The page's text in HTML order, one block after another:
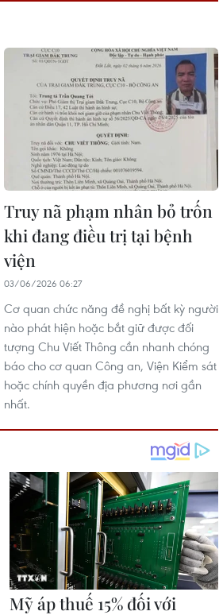
Truy nã phạm nhân bỏ trốn
khi đang điều trị tại bệnh
viện
03/06/2026 06:27
Cơ quan chức năng đề nghị bất kỳ người
nào phát hiện hoặc bắt giữ được đối
tượng Chu Viết Thông cần nhanh chóng
báo cho cơ quan Công an, Viện Kiểm sát
hoặc chính quyền địa phương nơi gần
nhất.